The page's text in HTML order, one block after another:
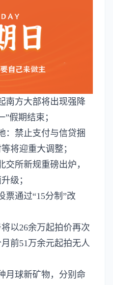
南方大部将出现强降
假期结束；
：禁止支付与信贷捆
将迎重大调整；
交所新规重磅出炉，
级；
票通过“15分制”改
以26余万起拍价再次
前51万余元起拍无人
月球新矿物，分别命